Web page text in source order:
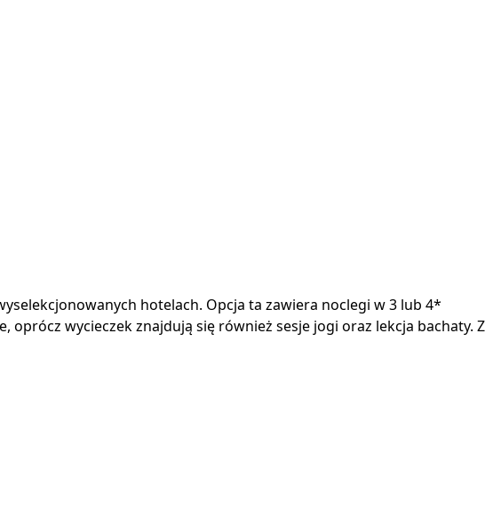
hotelach. Opcja ta zawiera noclegi w 3 lub 4*
wycieczek znajdują się również sesje jogi oraz lekcja bachaty. Z